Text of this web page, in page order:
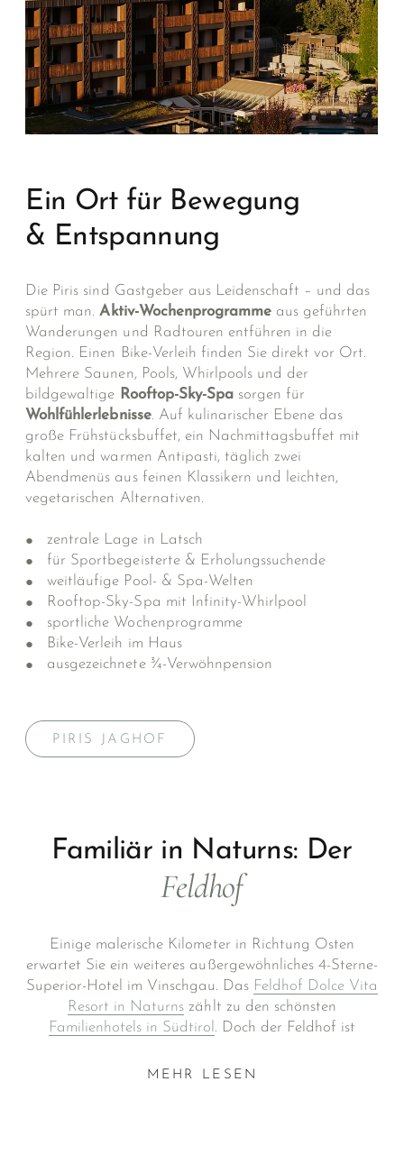
Ein Ort für Bewegung
& Entspannung
Die Piris sind Gastgeber aus Leidenschaft – und das
spürt man.Aktiv-Wochenprogrammeaus geführten
Wander­ungen und Radtouren ent­führen in die
Region. Einen Bike-Verleih finden Sie direkt vor Ort.
Mehrere Saunen, Pools, Whirl­pools und der
bildgewaltige Rooftop-Sky-Spasorgen für
Wohlfühlerlebnisse. Auf kulinarischer Ebene das
große Frühstücksbuffet, ein Nach­mittagsbuffet mit
kalten und warmen Anti­pasti, täglich zwei
Abendmenüs aus feinen Klassikern und leichten,
vegetarischen Alter­nativen.
zentrale Lage in Latsch
für Sportbegeisterte & Erholungssuchende
weitläufige Pool- & Spa-Welten
Rooftop-Sky-Spa mit Infinity-Whirlpool
sportliche Wochenprogramme
Bike-Verleih im Haus
ausgezeichnete ¾-Verwöhnpension
PIRIS JAGHOF
Familiär in Naturns: Der
Feldhof
Einige malerische Kilometer in Richtung Osten
erwartet Sie ein weiteres außergewöhnliches 4-Sterne-
Superior-Hotel im Vinschgau. Das Feldhof Dolce Vita
Resort in Naturns zählt zu den schönsten
Familienhotels in Südtirol . Doch der Feldhof ist
seinen liebevollen Details.
MEHR LESEN